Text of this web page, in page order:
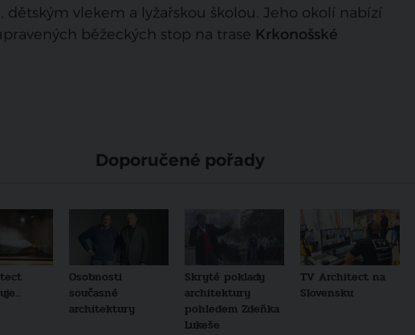
vlekem a lyžařskou školou. Jeho okolí nabízí
běžeckých stop na trase Krkonošské
Doporučené pořady
Osobnosti
současné
architektury
Skryté poklady
architektury
pohledem Zdeňka
Lukeše
TV Architect na
Slovensku